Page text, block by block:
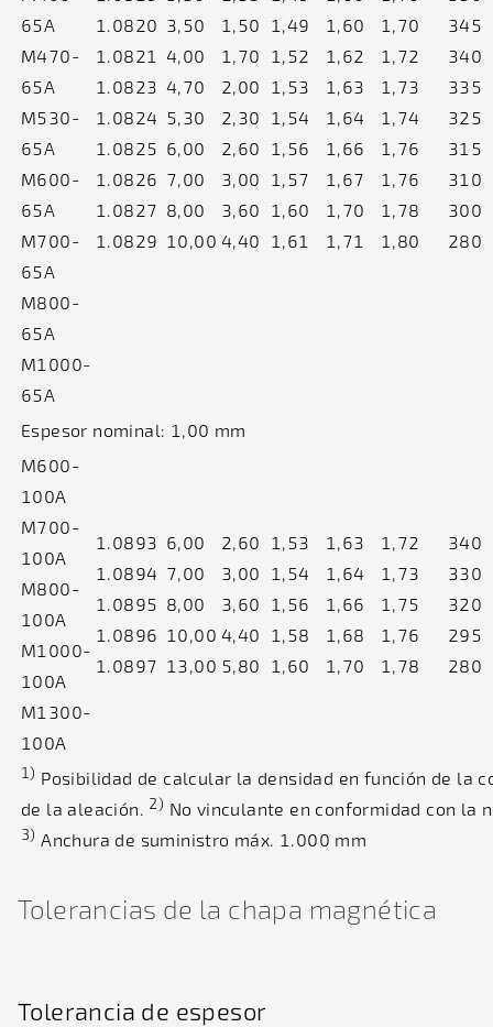
65A
M470-
65A
M530-
65A
M600-
65A
M700-
65A
M800-
65A
M1000-
65A
1.0820
1.0821
1.0823
1.0824
1.0825
1.0826
1.0827
1.0829
3,50
4,00
4,70
5,30
6,00
7,00
8,00
10,00
1,50
1,70
2,00
2,30
2,60
3,00
3,60
4,40
1,49
1,52
1,53
1,54
1,56
1,57
1,60
1,61
1,60
1,62
1,63
1,64
1,66
1,67
1,70
1,71
1,70
1,72
1,73
1,74
1,76
1,76
1,78
1,80
345
340
335
325
315
310
300
280
Espesor nominal: 1,00 mm
M600-
100A
M700-
100A
M800-
100A
M1000-
100A
M1300-
100A
1.0893
1.0894
1.0895
1.0896
1.0897
6,00
7,00
8,00
10,00
13,00
2,60
3,00
3,60
4,40
5,80
1,53
1,54
1,56
1,58
1,60
1,63
1,64
1,66
1,68
1,70
1,72
1,73
1,75
1,76
1,78
340
330
320
295
280
1) Posibilidad de calcular la densidad en función de la
de la aleación. 2) No vinculante en conformidad con la
3) Anchura de suministro máx. 1.000 mm
Tolerancias de la chapa magnética
Tolerancia de espesor